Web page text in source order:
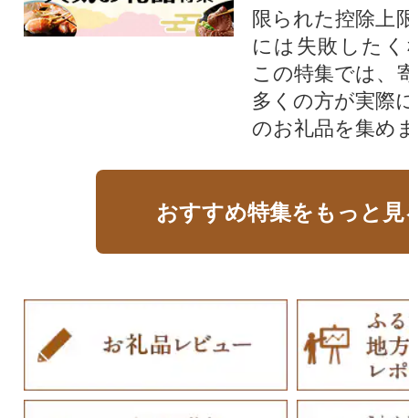
限られた控除上
には失敗した
この特集では、
多くの方が実際
のお礼品を集め
おすすめ特集をもっと